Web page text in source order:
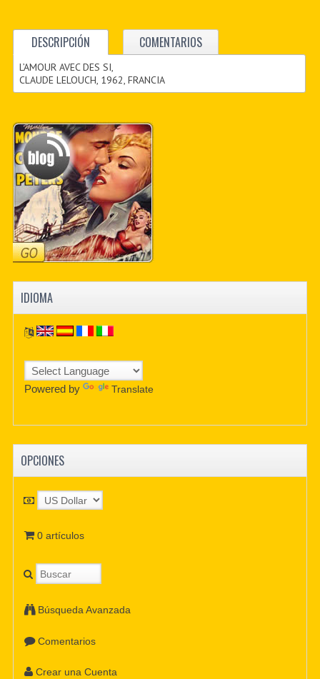
DESCRIPCIÓN COMENTARIOS
L’AMOUR AVEC DES SI,
CLAUDE LELOUCH, 1962, FRANCIA
IDIOMA
Powered by Translate
OPCIONES
0 artículos
Búsqueda Avanzada
Comentarios
Crear una Cuenta